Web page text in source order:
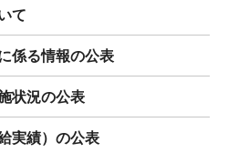
て
係る情報の公表
状況の公表
実績）の公表